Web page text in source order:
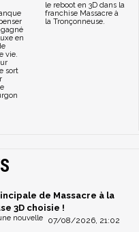
en
vie.
sort
le reboot en 3D dans la
franchise Massacre à
la Tronçonneuse.
de Massacre à la
3D choisie !
07/08/2026, 21:02
nouvelle